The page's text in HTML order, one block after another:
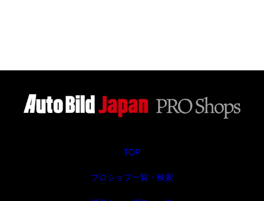
TOP
プロショプ一覧・検索